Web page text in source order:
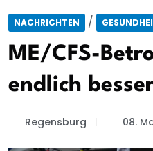
NACHRICHTEN /
ME/CFS-
endlich
Regensburg 08.